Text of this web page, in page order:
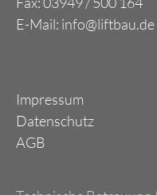
E-Mail: info@liftbau.de
Impressum
Datenschutz
AGB